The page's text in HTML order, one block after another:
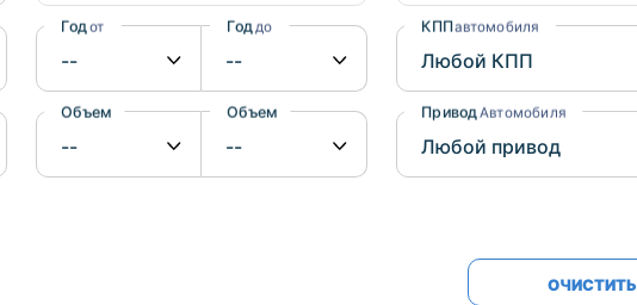
Mitsubishi
Subaru
Suzuki
Audi
Год от Год до
Объем от Объем до
КППавтомобиля
Привод Автомобиля
ОЧИСТИТЬ